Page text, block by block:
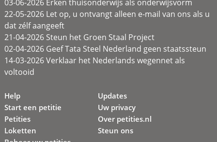
03-06-2026 Erken thuisonderwijs als onderwijsvorm
22-05-2026 Let op, u ontvangt alleen e-mail van ons als u
dat zélf aangeeft
21-04-2026 Steun het Groen Staal Project
02-04-2026 Geef Tata Steel Nederland geen staatssteun
14-03-2026 Verklaar het Nederlands wegennet als
voltooid
Help
Start een petitie
Petities
Loketten
Updates
Uw privacy
Over petities.nl
Steun ons